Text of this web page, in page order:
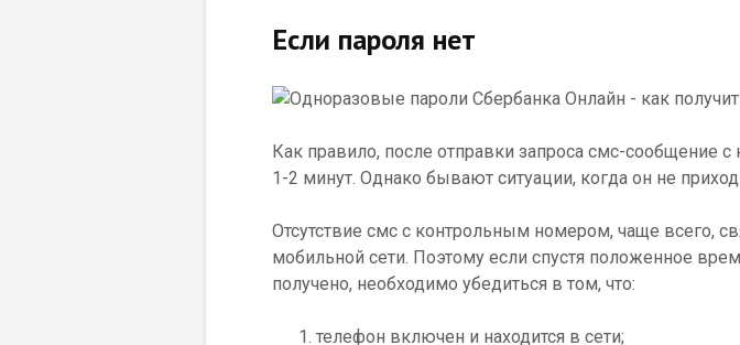
Если пароля нет
Как правило, после отправки запроса смс-сообщение с
1-2 минут. Однако бывают ситуации, когда он не
Отсутствие смс с контрольным номером, чаще всего,
мобильной сети. Поэтому если спустя положенное
получено, необходимо убедиться в том, что:
телефон включен и находится в сети;